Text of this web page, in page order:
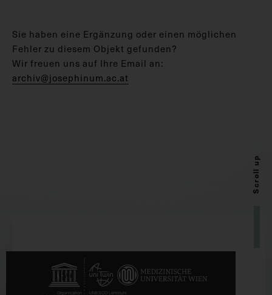
Sie haben eine Ergänzung oder einen möglichen
Fehler zu diesem Objekt gefunden?
Wir freuen uns auf Ihre Email an:
archiv@josephinum.ac.at
Scroll up